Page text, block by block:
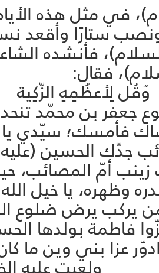
في مثل هذه
ستارًا وأقعد
فأنشده
فقال:
لِأعظُمِهِ الزّكِية
جعفر بن محمّد
فأمسك؛ سيّدي يا
الحسين (عليه
زينب أمّ المصائب،
وظهره، يا خيل
يركب يرض ضلوع
فاطمة بولدها
عزا بني وين ما